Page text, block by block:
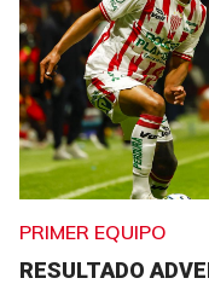
PRIMER EQUIPO
RESULTADO